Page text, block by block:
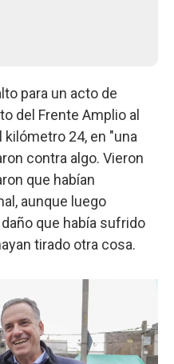
para un acto de
del Frente Amplio al
kilómetro 24, en "una
contra algo. Vieron
que habían
aunque luego
que había sufrido
tirado otra cosa.